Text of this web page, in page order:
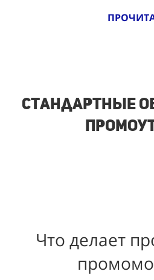
Стандартные
Что делает